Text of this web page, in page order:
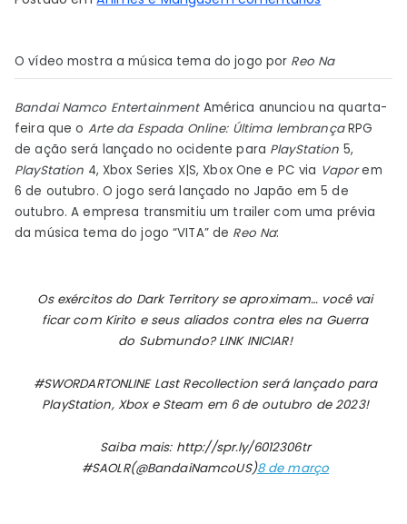
Online:
Recollection
será
lançado
em
Notícias
O vídeo mostra a música tema do jogo por Reo Na
Bandai Namco EntertainmentAmérica anunciou na quarta-
feira que o Arte da Espada Online: Última lembrançaRPG
de ação será lançado no ocidente para PlayStation 5,
PlayStation 4, Xbox Series X|S, Xbox One e PC via Vaporem
6 de outubro. O jogo será lançado no Japão em 5 de
outubro. A empresa transmitiu um trailer com uma prévia
da música tema do jogo “VITA” de Reo Na:
Os exércitos do Dark Territory se aproximam… você vai
ficar com Kirito e seus aliados contra eles na Guerra
do Submundo? LINK INICIAR!
#SWORDARTONLINE Last Recollection será lançado para
PlayStation, Xbox e Steam em 6 de outubro de 2023!
Saiba mais: http://spr.ly/6012306tr
#SAOLR(@BandaiNamcoUS)8 de março